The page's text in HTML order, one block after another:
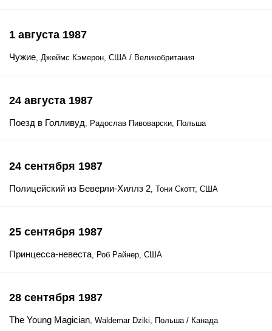
1 августа 1987
Чужие, Джеймс Кэмерон, США / Великобритания
24 августа 1987
Поезд в Голливуд, Радослав Пивоварски, Польша
24 сентября 1987
Полицейский из Беверли-Хиллз 2, Тони Скотт, США
25 сентября 1987
Принцесса-невеста, Роб Райнер, США
28 сентября 1987
The Young Magician, Waldemar Dziki, Польша / Канада